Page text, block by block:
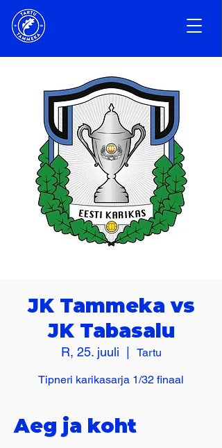
JK Tammeka vs
JK Tabasalu
R, 25. juuli Tartu
Tipneri karikasarja 1/32 finaal
Aeg ja koht